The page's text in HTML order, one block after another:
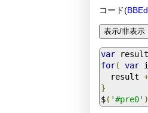
コード(
var result
for( var i
  result
}
$( '#pre0'